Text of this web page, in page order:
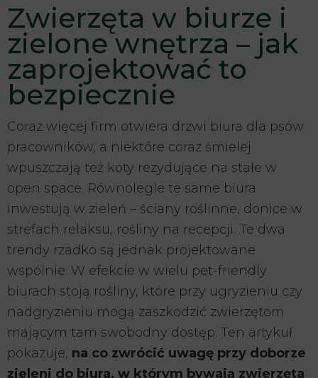
Zwierzęta w biurze i
zielone wnętrza – jak
zaprojektować to
bezpiecznie
Coraz więcej firm otwiera drzwi biura dla psów
pracowników, a niektóre coraz śmielej
wpuszczają też koty rezydujące na stałe w
open space. Równolegle te same biura
inwestują w zieleń – ściany roślinne, donice w
strefach relaksu, rośliny na recepcji. Te dwa
trendy rzadko są jednak projektowane
wspólnie. W efekcie w wielu pet-friendly
biurach stoją rośliny, które przy ugryzieniu czy
nadgryzieniu mogą zaszkodzić zwierzętom
mającym tam swobodny dostęp. Ten artykuł
pokazuje, na co zwrócić uwagę przy doborze
zieleni do biura, w którym bywają zwierzęta